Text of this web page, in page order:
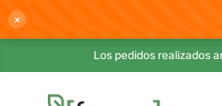
×
Los pedidos realizados